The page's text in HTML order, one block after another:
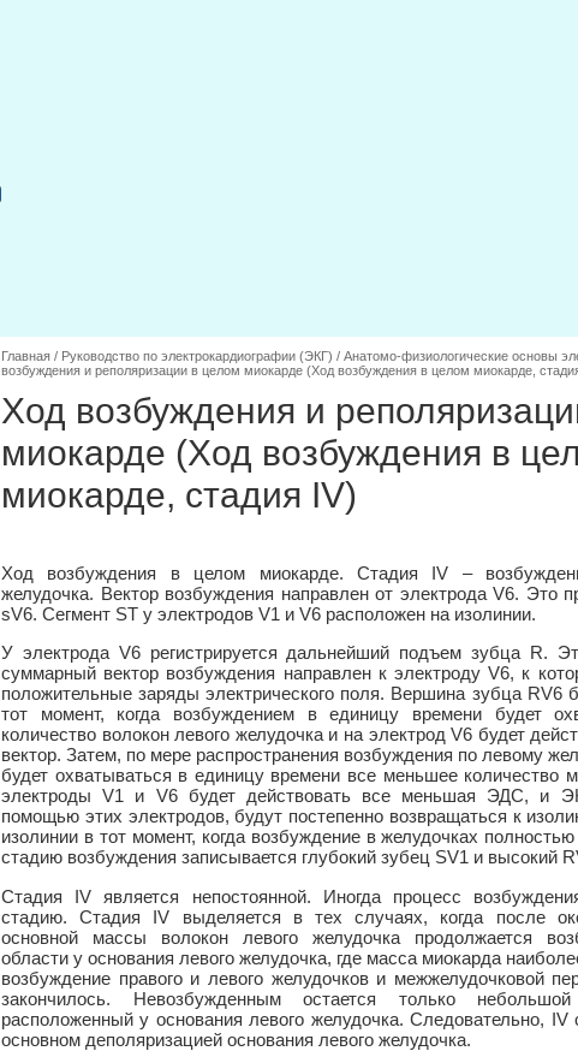
Главная / Руководство по электрокардиографии (ЭКГ) / Анатомо-физиологические основы
возбуждения и реполяризации в целом миокарде (Ход возбуждения в целом миокарде,
Ход возбуждения и
миокарде (Ход возбуждения в
миокарде, стадия IV)
Ход возбуждения в целом миокарде. Стадия IV –
желудочка. Вектор возбуждения направлен от электрода V6. Это
sV6. Сегмент ST у электродов V1 и V6 расположен на изолинии.
У электрода V6 регистрируется дальнейший подъем зубца R.
суммарный вектор возбуждения направлен к электроду V6, к
положительные заряды электрического поля. Вершина зубца RV6
тот момент, когда возбуждением в единицу времени будет
количество волокон левого желудочка и на электрод V6 будет
вектор. Затем, по мере распространения возбуждения по левому
будет охватываться в единицу времени все меньшее количество
электроды V1 и V6 будет действовать все меньшая ЭДС, и
помощью этих электродов, будут постепенно возвращаться к
изолинии в тот момент, когда возбуждение в желудочках
стадию возбуждения записывается глубокий зубец SV1 и высокий
Стадия IV является непостоянной. Иногда процесс
стадию. Стадия IV выделяется в тех случаях, когда после
основной массы волокон левого желудочка продолжается
области у основания левого желудочка, где масса миокарда
возбуждение правого и левого желудочков и межжелудочковой
закончилось. Невозбужденным остается только
расположенный у основания левого желудочка. Следовательно, IV
основном деполяризацией основания левого желудочка.